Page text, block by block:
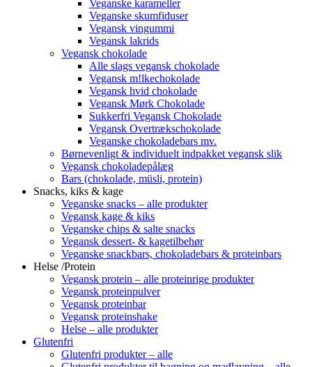
Veganske karameller
Veganske skumfiduser
Vegansk vingummi
Vegansk lakrids
Vegansk chokolade
Alle slags vegansk chokolade
Vegansk m!lkechokolade
Vegansk hvid chokolade
Vegansk Mørk Chokolade
Sukkerfri Vegansk Chokolade
Vegansk Overtrækschokolade
Veganske chokoladebars mv.
Børnevenligt & individuelt indpakket vegansk slik
Vegansk chokoladepålæg
Bars (chokolade, müsli, protein)
Snacks, kiks & kage
Veganske snacks – alle produkter
Vegansk kage & kiks
Veganske chips & salte snacks
Vegansk dessert- & kagetilbehør
Veganske snackbars, chokoladebars & proteinbars
Helse /Protein
Vegansk protein – alle proteinrige produkter
Vegansk proteinpulver
Vegansk proteinbar
Vegansk proteinshake
Helse – alle produkter
Glutenfri
Glutenfri produkter – alle